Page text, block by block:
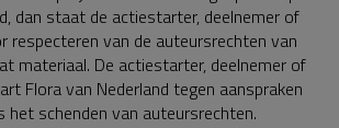
dan staat de actiestarter, deelnemer of
respecteren van de auteursrechten van
materiaal. De actiestarter, deelnemer of
Flora van Nederland tegen aanspraken
het schenden van auteursrechten.